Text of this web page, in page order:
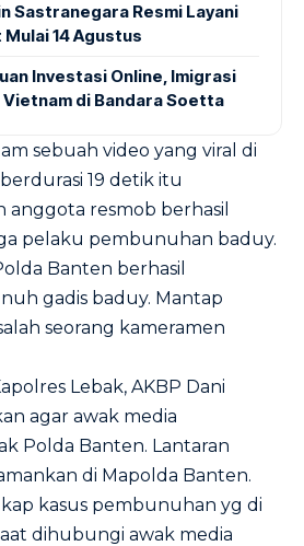
Sastranegara Resmi Layani
14 Agustus
Investasi Online, Imigrasi
di Bandara Soetta
sebuah video yang viral di
19 detik itu
resmob berhasil
pelaku pembunuhan baduy.
Banten berhasil
gadis baduy. Mantap
seorang kameramen
Lebak, AKBP Dani
agar awak media
Polda Banten. Lantaran
di Mapolda Banten.
kasus pembunuhan yg di
dihubungi awak media